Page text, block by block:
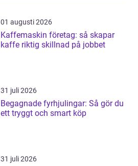
01 augusti 2026
Kaffemaskin företag: så skapar
kaffe riktig skillnad på jobbet
31 juli 2026
Begagnade fyrhjulingar: Så gör du
ett tryggt och smart köp
31 juli 2026